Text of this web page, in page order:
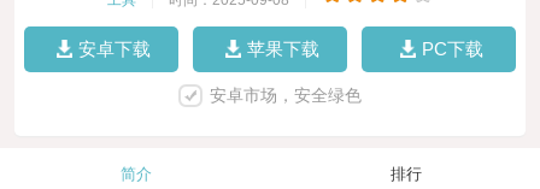
安卓下载 苹果下载 PC下载
安卓市场，安全绿色
简介 排行